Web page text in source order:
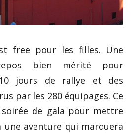
free pour les filles. Une
bien mérité pour
jours de rallye et des
par les 280 équipages. Ce
de gala pour mettre
aventure qui marquera